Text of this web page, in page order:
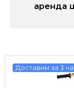
аренда
Доставим за 3